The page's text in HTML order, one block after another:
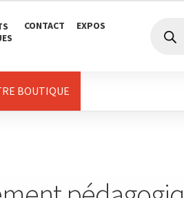
CONTACT EXPOS
produits
BOUTIQUE